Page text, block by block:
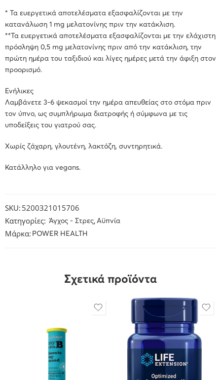
* Τα ευεργετικά αποτελέσματα εξασφαλίζονται με την
κατανάλωση 1 mg μελατονίνης πριν την κατάκλιση.
**Τα ευεργετικά αποτελέσματα εξασφαλίζονται με την ελάχιστη
πρόσληψη 0,5 mg μελατονίνης πριν από την κατάκλιση, την
πρώτη ημέρα του ταξιδιού και λίγες ημέρες μετά την άφιξη στον
προορισμό.
Ενήλικες
Λαμβάνετε 3-6 ψεκασμοί την ημέρα απευθείας στο στόμα πριν
τον ύπνο, ως συμπλήρωμα διατροφής ή σύμφωνα με τις
υποδείξεις του γιατρού σας.
Χωρίς ζάχαρη, γλουτένη, λακτόζη, συντηρητικά.
Κατάλληλο για vegans.
SKU: 5200321015706
Κατηγορίες: Άγχος - Στρες, Αϋπνία
Μάρκα: POWER HEALTH
Σχετικά προϊόντα